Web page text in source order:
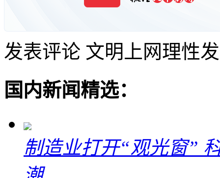
发表评论 文明上网理性
国内新闻精选：
制造业打开“观光窗”